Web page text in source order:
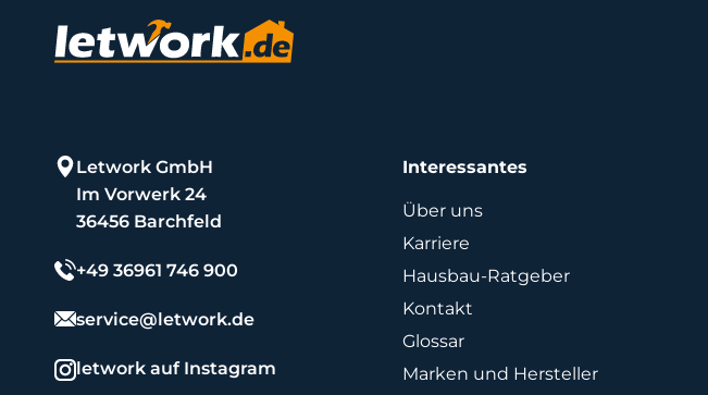
Letwork GmbH
Im Vorwerk 24
36456 Barchfeld
+49 36961 746 900
service@letwork.de
letwork auf Instagram
Interessantes
Über uns
Karriere
Hausbau-Ratgeber
Kontakt
Glossar
Marken und Hersteller